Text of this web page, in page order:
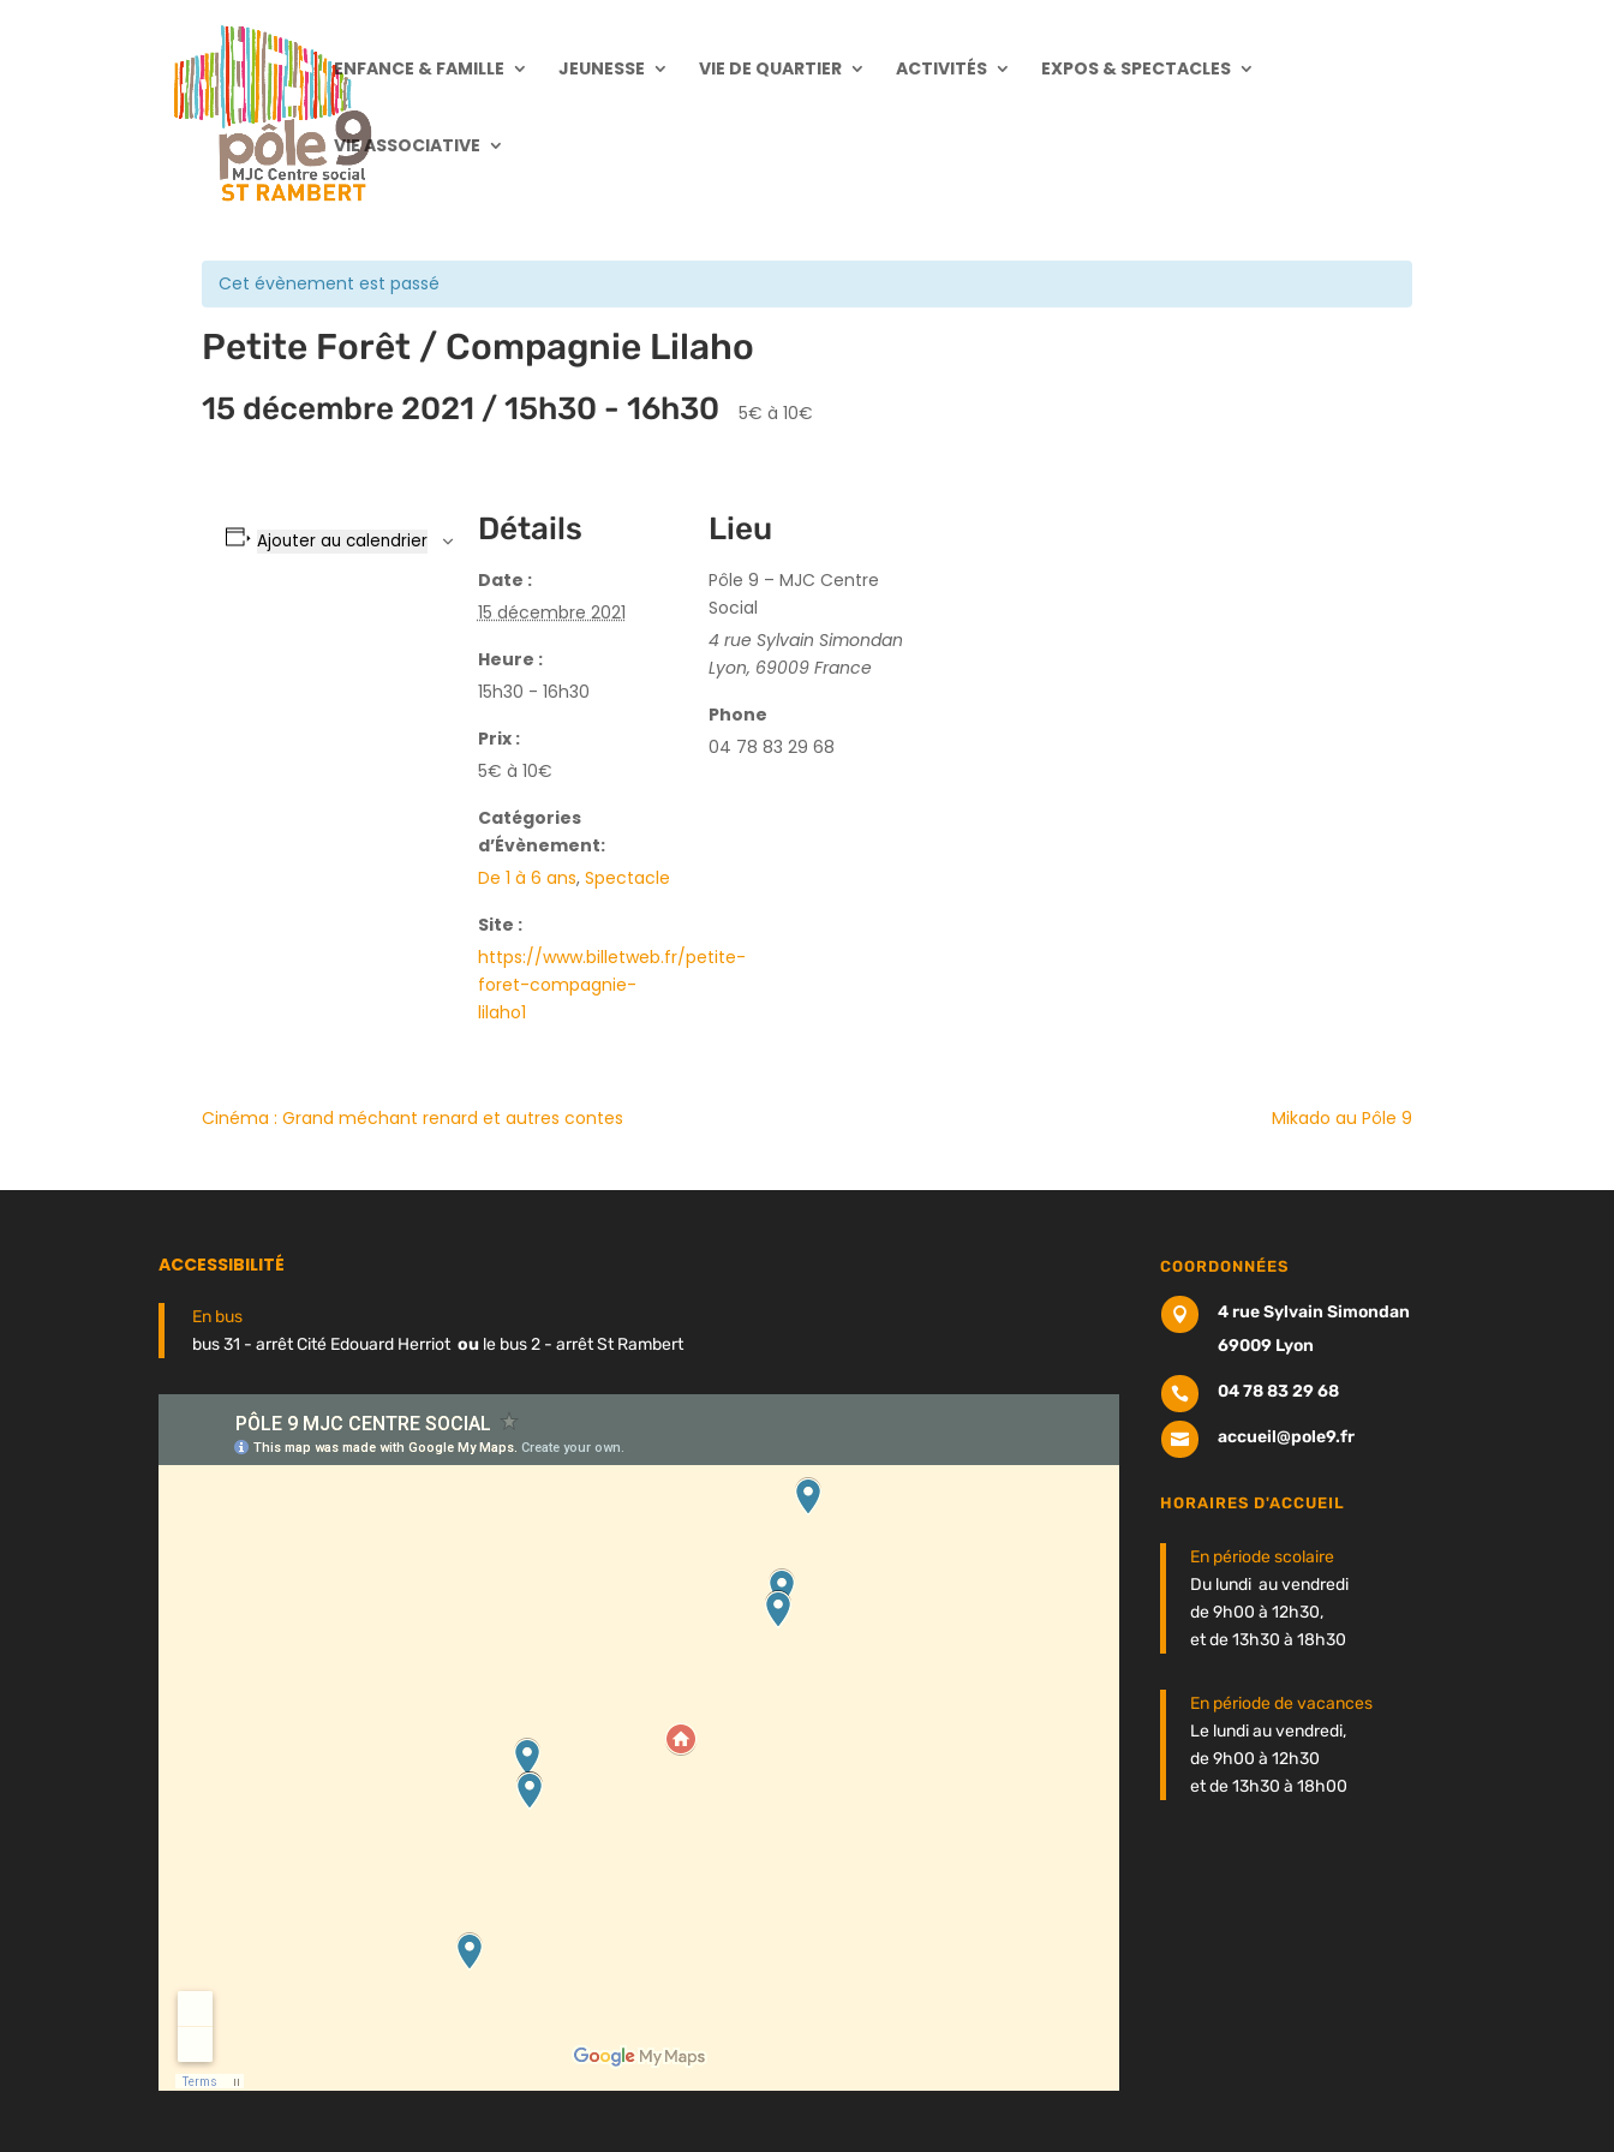
ENFANCE & FAMILLE JEUNESSE VIE DE QUARTIER ACTIVITÉS EXPOS & SPECTACLES
VIE ASSOCIATIVE
« Tous les Évènements
Cet évènement est passé
Petite Forêt / Compagnie Lilaho
15 décembre 2021 / 15h30 - 16h30 5€ à 10€
Ajouter au calendrier Détails
Date :
15 décembre 2021
Heure :
15h30 - 16h30
Prix :
5€ à 10€
Catégories
d’Évènement:
De 1 à 6 ans, Spectacle
Site :
https://www.billetweb.fr/petite-
foret-compagnie-
lilaho1
Lieu
Pôle 9 – MJC Centre
Social
4 rue Sylvain Simondan
Lyon, 69009 France
Phone
04 78 83 29 68
Cinéma : Grand méchant renard et autres contes Mikado au Pôle 9
ACCESSIBILITÉ
En bus
bus 31 - arrêt Cité Edouard Herriot ou le bus 2 - arrêt St Rambert
COORDONNÉES

4 rue Sylvain Simondan
69009 Lyon
 04 78 83 29 68
 accueil@pole9.fr
HORAIRES D'ACCUEIL
En période scolaire
Du lundi au vendredi
de 9h00 à 12h30,
et de 13h30 à 18h30
En période de vacances
Le lundi au vendredi,
de 9h00 à 12h30
et de 13h30 à 18h00